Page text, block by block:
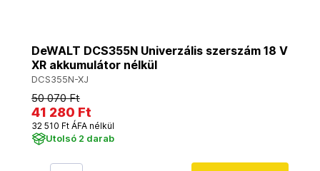
DeWALT DCS355N Univerzális szerszám 18 V
XR akkumulátor nélkül
DCS355N-XJ
50 070 Ft
41 280 Ft
32 510 Ft ÁFA nélkül
Utolsó 2 darab